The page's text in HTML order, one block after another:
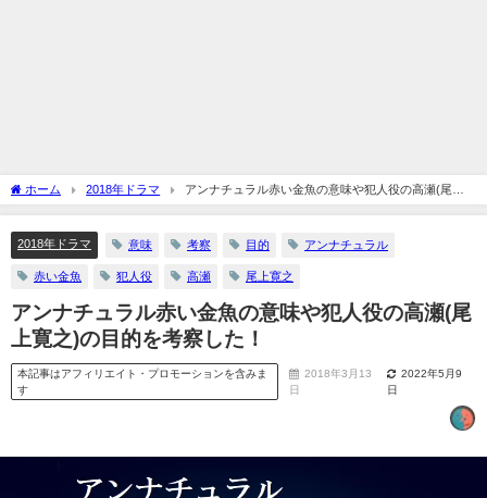
ホーム 2018年ドラマ
アンナチュラル赤い金魚の意味や犯人役の高瀬(尾上
寛之)の目的を考察した！
2018年ドラマ 意味 考察 目的 アンナチュラル
赤い金魚 犯人役 高瀬 尾上寛之
アンナチュラル赤い金魚の意味や犯人役の高瀬(尾
上寛之)の目的を考察した！
本記事はアフィリエイト・プロモーションを含みま
す
2018年3月13
日
2022年5月9
日